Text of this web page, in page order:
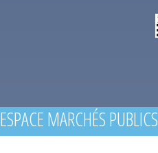
ESPACE MARCHÉS PUBLICS